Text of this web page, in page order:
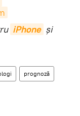
iPhone și
prognoză